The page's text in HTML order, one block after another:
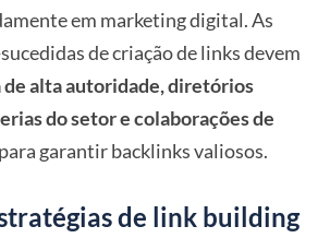
em marketing digital. As
de criação de links devem
de alta autoridade, diretórios
do setor e colaborações de
para garantir backlinks valiosos.
de link building